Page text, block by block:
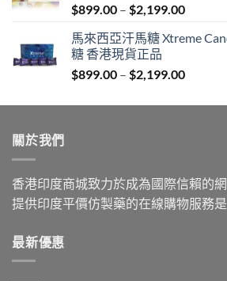
$899.00 – $2,199.00Price
馬來西亞汗馬糖 Xtreme
糖 香港現貨正品
$899.00 – $2,199.00Price
關於我們
香港印度商城致力於成為國際信賴的
提供印度平價仿製藥的在線購物服務
最新優惠